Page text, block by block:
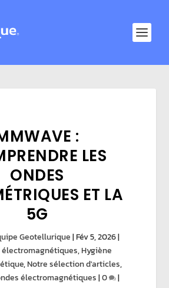
:
LES
ONDES
ET LA
5G
Geotellurique|Fév 5, 2026|
,Hygiène
,Notre sélection d'articles,
électromagnétiques|0 |